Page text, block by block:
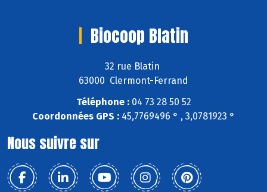
Biocoop Blatin
32 rue Blatin
63000 Clermont-Ferrand
Téléphone :04 73 28 50 52
Coordonnées GPS : 45,7769496 ° , 3,0781923 °
Nous suivre sur